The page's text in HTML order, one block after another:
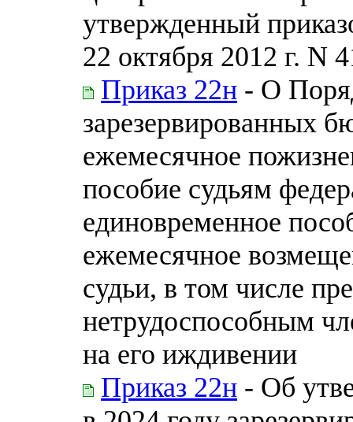
утвержденный
22 октября 2012 г. N
Приказ 22н - О
зарезервированных
ежемесячное
пособие судьям
единовременное
ежемесячное
судьи, в том числе
нетрудоспособным
на его иждивении
Приказ 22н - Об